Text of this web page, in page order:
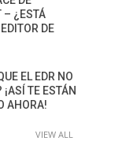
– ¿ESTÁ
DE
EL EDR NO
¡ASÍ TE ESTÁN
AHORA!
VIEW ALL